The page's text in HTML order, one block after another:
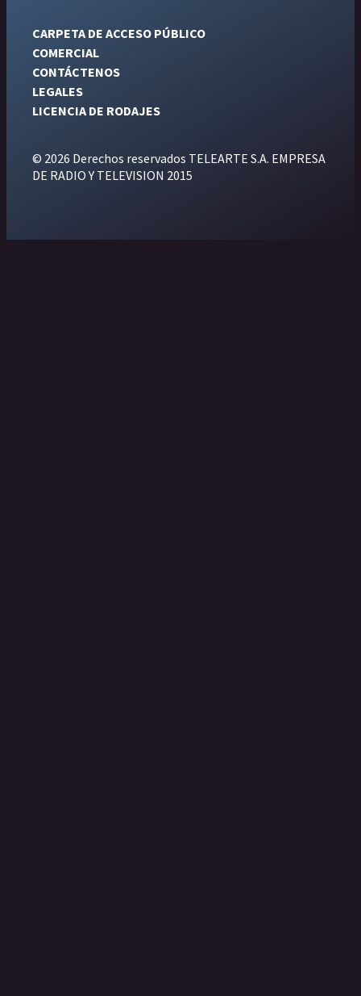
CARPETA DE ACCESO PÚBLICO
COMERCIAL
CONTÁCTENOS
LEGALES
LICENCIA DE RODAJES
© 2026 Derechos reservados TELEARTE S.A. EMPRESA
DE RADIO Y TELEVISION 2015